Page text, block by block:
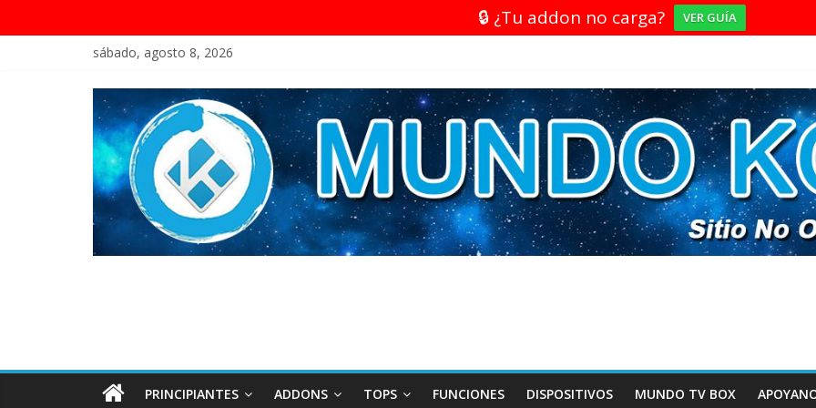
🔒 ¿Tu addon no carga? VER GUÍA
sábado, agosto 8, 2026
PRINCIPIANTES ADDONS TOPS FUNCIONES DISPOSITIVOS MUNDO TV BOX